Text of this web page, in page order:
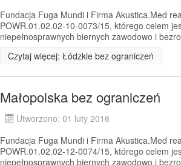
Fundacja Fuga Mundi i Firma Akustica.Med
POWR.01.02.02-10-0073/15, którego celem
niepełnosprawnych biernych zawodowo i
Czytaj więcej: Łódzkie bez ograniczeń
Małopolska bez ograniczeń
Utworzono: 01 luty 2016
Fundacja Fuga Mundi i Firma Akustica.Med
POWR.01.02.02-12-0074/15, którego celem
niepełnosprawnych biernych zawodowo i